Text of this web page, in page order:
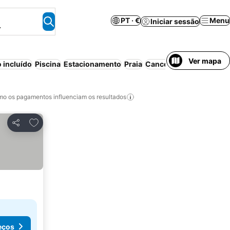
PT · € Iniciar sessão Menu
incluído Piscina Estacionamento Praia Cancelamento gratuito
Ver mapa
os pagamentos influenciam os resultados
Partilhar
Adicionar aos favoritos